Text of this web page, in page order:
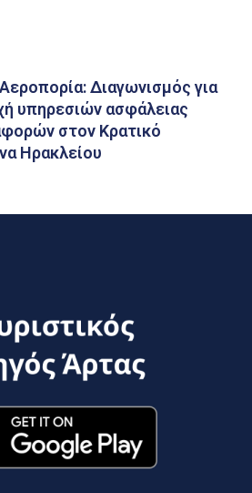
Διαγωνισμός για
υπηρεσιών ασφάλειας
στον Κρατικό
Ηρακλείου